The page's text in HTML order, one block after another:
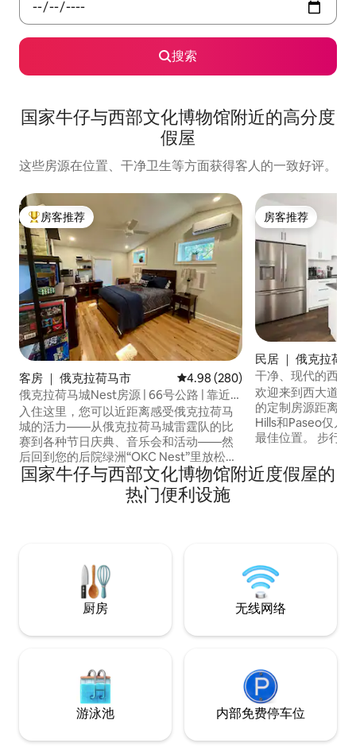
搜索
国家牛仔与西部文化博物馆附近的高分度
假屋
这些房源在位置、干净卫生等方面获得客人的一致好评。
热门「房客推荐」
房客推荐
客房 ｜ 俄克拉荷马市 平均评分 4.98 分（满分 5 分），
4.98 (280)
俄克拉荷马城Nest房源 | 66号公路 | 靠近活
动场地和俄克拉荷马城雷霆队主场
入住这里，您可以近距离感受俄克拉荷马
城的活力——从俄克拉荷马城雷霆队的比
赛到各种节日庆典、音乐会和活动——然
后回到您的后院绿洲“OKC Nest”里放松身
心。 这套舒适的单间公寓坐落在历史悠久
的66号公路上，非常适合举办周末活动或
泡。请事先淋浴，使用热水浴缸的风险由
您自行承担。 我们期待您的到来！
房客推荐
房客推荐
民居 ｜ 俄克拉荷
干净、现代的西式
欢迎来到西大道餐
的定制房源距离
Hills和Paseo仅几
最佳位置。 步行
妙商店购物，只需
心，或将车停在两
国家牛仔与西部文化博物馆附近度假屋的
热门便利设施
厨房 无线网络
游泳池 内部免费停车位